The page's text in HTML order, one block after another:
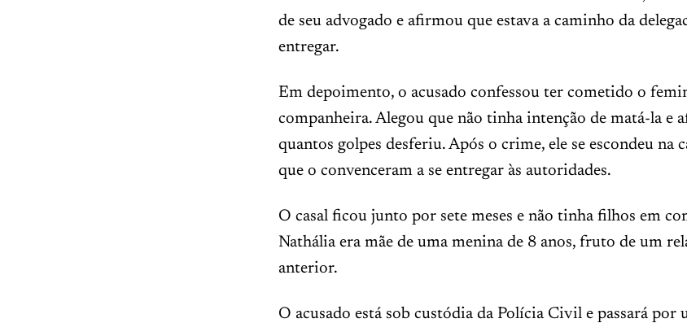
de seu advogado e afirmou que estava a caminho da
entregar.
Em depoimento, o acusado confessou ter cometido o
companheira. Alegou que não tinha intenção de matá-la e
quantos golpes desferiu. Após o crime, ele se escondeu na
que o convenceram a se entregar às autoridades.
O casal ficou junto por sete meses e não tinha filhos em
Nathália era mãe de uma menina de 8 anos, fruto de um
anterior.
O acusado está sob custódia da Polícia Civil e passará por